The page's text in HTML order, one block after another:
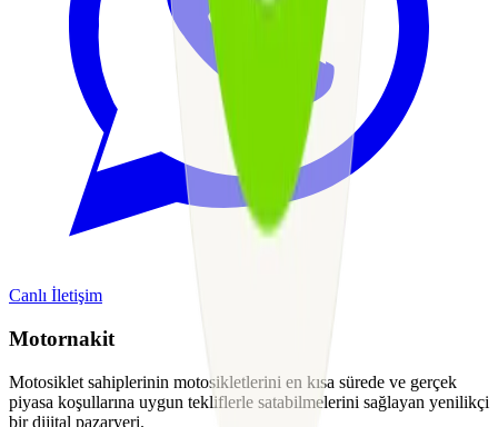
Canlı İletişim
Motornakit
Motosiklet sahiplerinin motosikletlerini en kısa sürede ve gerçek
piyasa koşullarına uygun tekliflerle satabilmelerini sağlayan yenilikçi
bir dijital pazaryeri.